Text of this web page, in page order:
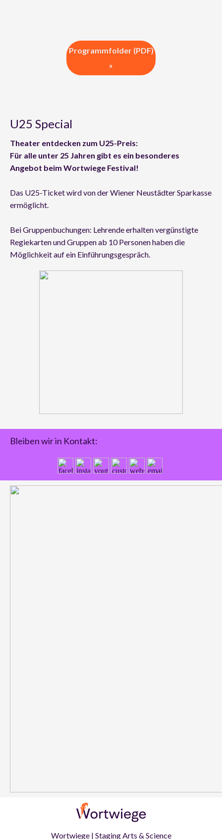
Programmfolder (PDF)
»
U25 Special
Theater entdecken zum U25-Preis:
Für alle unter 25 Jahren gibt es ein besonderes
Angebot beim Wortwiege Festival!
Das U25-Ticket wird von der Wiener Neustädter Sparkasse
ermöglicht.
Bei Gruppenbuchungen: Lehrende erhalten vergünstigte
Regiekarten und Gruppen ab 10 Personen haben die
Möglichkeit auf ein Einführungsgespräch.
Bleiben wir in Kontakt:
Wortwiege | Staging Arts & Science